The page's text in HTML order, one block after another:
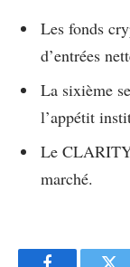
Les fonds
d’entrées
La sixième
l’appétit
Le
marché.